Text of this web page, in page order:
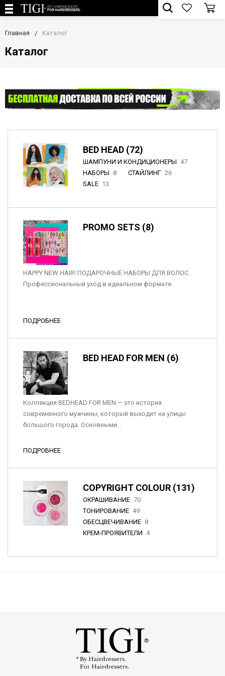
Главная Каталог
Каталог
BED HEAD (72)
ШАМПУНИ И КОНДИЦИОНЕРЫ 47
НАБОРЫ 8 СТАЙЛИНГ 26
SALE 13
PROMO SETS (8)
HAPPY NEW HAIR! ПОДАРОЧНЫЕ НАБОРЫ ДЛЯ ВОЛОС.
Профессиональный уход в идеальном формате.
ПОДРОБНЕЕ
BED HEAD FOR MEN (6)
Коллекция BEDHEAD FOR MEN — это история
современного мужчины, который выходит на улицы
большого города. Основными...
ПОДРОБНЕЕ
COPYRIGHT COLOUR (131)
ОКРАШИВАНИЕ 70
ТОНИРОВАНИЕ 49
ОБЕСЦВЕЧИВАНИЕ 8
КРЕМ-ПРОЯВИТЕЛИ 4